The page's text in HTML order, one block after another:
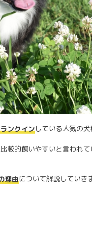
ンクインしている人気の犬
較的飼いやすいと言われ
理由について解説していき